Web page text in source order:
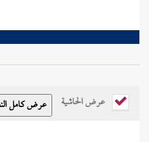
عرض الحاشية